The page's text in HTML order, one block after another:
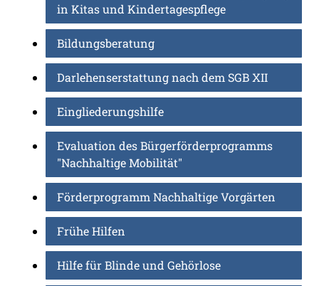
in Kitas und Kindertagespflege
Bildungsberatung
Darlehenserstattung nach dem SGB XII
Eingliederungshilfe
Evaluation des Bürgerförderprogramms
"Nachhaltige Mobilität"
Förderprogramm Nachhaltige Vorgärten
Frühe Hilfen
Hilfe für Blinde und Gehörlose